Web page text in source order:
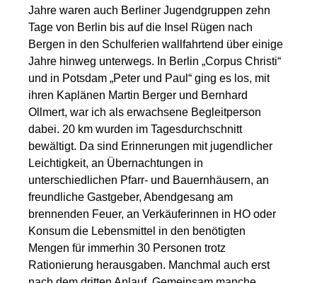
Jahre waren auch Berliner Jugendgruppen zehn
Tage von Berlin bis auf die Insel Rügen nach
Bergen in den Schulferien wallfahrtend über einige
Jahre hinweg unterwegs. In Berlin „Corpus Christi“
und in Potsdam „Peter und Paul“ ging es los, mit
ihren Kaplänen Martin Berger und Bernhard
Ollmert, war ich als erwachsene Begleitperson
dabei. 20 km wurden im Tagesdurchschnitt
bewältigt. Da sind Erinnerungen mit jugendlicher
Leichtigkeit, an Übernachtungen in
unterschiedlichen Pfarr- und Bauernhäusern, an
freundliche Gastgeber, Abendgesang am
brennenden Feuer, an Verkäuferinnen in HO oder
Konsum die Lebensmittel in den benötigten
Mengen für immerhin 30 Personen trotz
Rationierung herausgaben. Manchmal auch erst